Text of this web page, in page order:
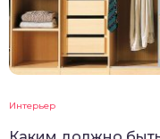
Интерьер